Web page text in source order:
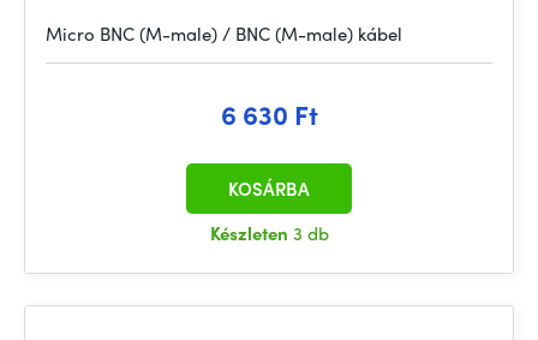
Micro BNC (M-male) / BNC (M-male) kábel
6 630 Ft
Készleten 3 db
KOSÁRBA